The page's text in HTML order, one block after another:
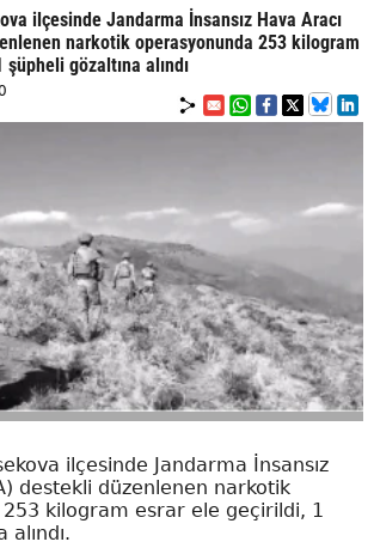
ilçesinde Jandarma İnsansız Hava Aracı
narkotik operasyonunda 253 kilogram
gözaltına alındı
ilçesinde Jandarma İnsansız
destekli düzenlenen narkotik
kilogram esrar ele geçirildi, 1
alındı.